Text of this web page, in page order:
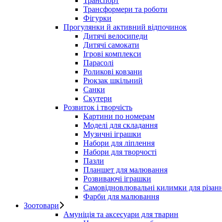
Трансформери та роботи
Фігурки
Прогулянки й активний відпочинок
Дитячі велосипеди
Дитячі самокати
Ігрові комплекси
Парасолі
Роликові ковзани
Рюкзак шкільний
Санки
Скутери
Розвиток і творчість
Картини по номерам
Моделі для складання
Музичні іграшки
Набори для ліплення
Набори для творчості
Пазли
Планшет для малювання
Розвиваючі іграшки
Самовідновлювальні килимки для
Фарби для малювання
Зоотовари
Амуніція та аксесуари для тварин